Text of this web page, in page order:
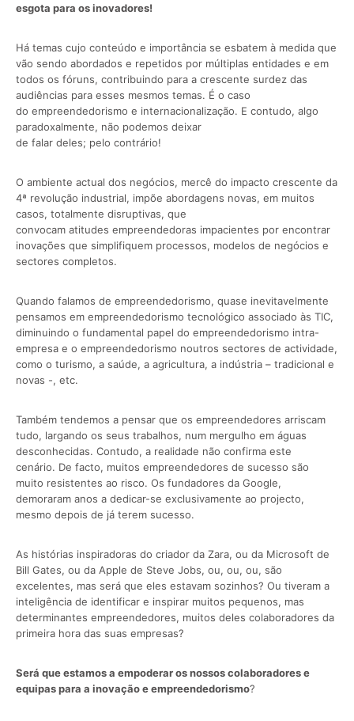
esgota para os inovadores!
Há temas cujo conteúdo e importância se esbatem à medida que
vão sendo abordados e repetidos por múltiplas entidades e em
todos os fóruns, contribuindo para a crescente surdez das
audiências para esses mesmos temas. É o caso
do empreendedorismo e internacionalização. E contudo, algo
paradoxalmente, não podemos deixar
de falar deles; pelo contrário!
O ambiente actual dos negócios, mercê do impacto crescente da
4ª revolução industrial, impõe abordagens novas, em muitos
casos, totalmente disruptivas, que
convocam atitudes empreendedoras impacientes por encontrar
inovações que simplifiquem processos, modelos de negócios e
sectores completos.
Quando falamos de empreendedorismo, quase inevitavelmente
pensamos em empreendedorismo tecnológico associado às TIC,
diminuindo o fundamental papel do empreendedorismo intra-
empresa e o empreendedorismo noutros sectores de actividade,
como o turismo, a saúde, a agricultura, a indústria – tradicional e
novas -, etc.
Também tendemos a pensar que os empreendedores arriscam
tudo, largando os seus trabalhos, num mergulho em águas
desconhecidas. Contudo, a realidade não confirma este
cenário. De facto, muitos empreendedores de sucesso são
muito resistentes ao risco. Os fundadores da Google,
demoraram anos a dedicar-se exclusivamente ao projecto,
mesmo depois de já terem sucesso.
As histórias inspiradoras do criador da Zara, ou da Microsoft de
Bill Gates, ou da Apple de Steve Jobs, ou, ou, ou, são
excelentes, mas será que eles estavam sozinhos? Ou tiveram a
inteligência de identificar e inspirar muitos pequenos, mas
determinantes empreendedores, muitos deles colaboradores da
primeira hora das suas empresas?
Será que estamos a empoderaros nossos colaboradorese
equipaspara a inovação e empreendedorismo?